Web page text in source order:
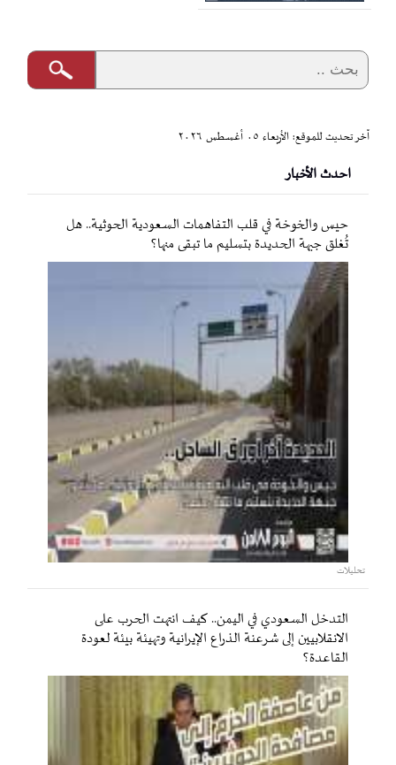
آخر تحديث للموقع: الأربعاء ٠٥ أغسطس ٢٠٢٦
احدث الأخبار
حيس والخوخة في قلب التفاهمات السعودية الحوثية.. هل
تُغلق جبهة الحديدة بتسليم ما تبقى منها؟
تحليلات
التدخل السعودي في اليمن.. كيف انتهت الحرب على
الانقلابيين إلى شرعنة الذراع الإيرانية وتهيئة بيئة لعودة
القاعدة؟